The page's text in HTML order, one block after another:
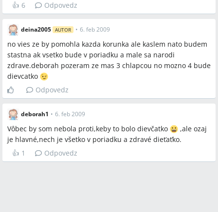
👍 6 Odpovedz
deina2005 AUTOR • 6. feb 2009
no vies ze by pomohla kazda korunka ale kaslem nato budem
stastna ak vsetko bude v poriadku a male sa narodi
zdrave.deborah pozeram ze mas 3 chlapcou no mozno 4 bude
dievcatko
Odpovedz
deborah1 • 6. feb 2009
Vôbec by som nebola proti,keby to bolo dievčatko
,ale ozaj
je hlavné,nech je všetko v poriadku a zdravé dieťaťko.
👍 1 Odpovedz